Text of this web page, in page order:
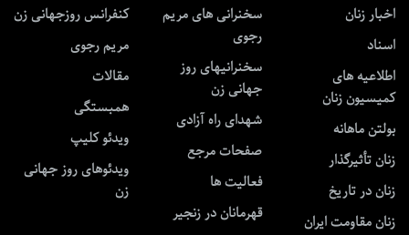
اخبار زنان
اسناد
اطلاعیه های
کمیسیون زنان
بولتن ماهانه
زنان تأثیرگذار
زنان در تاریخ
زنان مقاومت ایران
سخنرانی های مریم
رجوی
سخنرانیهای روز
جهانی زن
شهدای راه آزادی
صفحات مرجع
فعالیت ها
قهرمانان در زنجیر
کنفرانس روزجهانی زن
مریم رجوی
مقالات
همبستگی
ویدئو کلیپ
ویدئوهای روز جهانی
زن